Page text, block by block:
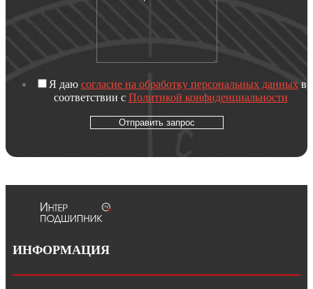
Я даю согласие на обработку персональных данныхв
соответствии с Политикой конфиденциальности
Отправить запрос
ИНФОРМАЦИЯ